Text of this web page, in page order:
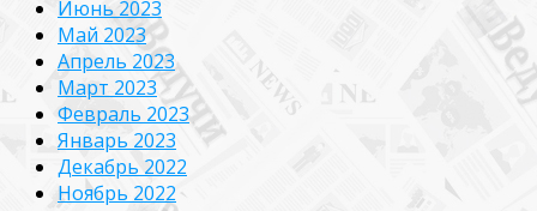
Июнь 2023
Май 2023
Апрель 2023
Март 2023
Февраль 2023
Январь 2023
Декабрь 2022
Ноябрь 2022